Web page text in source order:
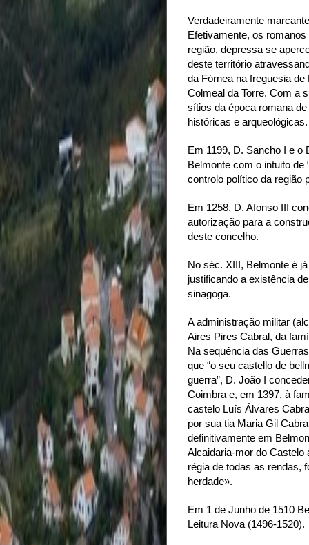
Verdadeiramente
Efetivamente, os
região, depressa se
deste território
da Fórnea na freguesia
Colmeal da Torre. Com a
sítios da época romana
históricas e arqueológicas.
Em 1199, D. Sancho I e o
Belmonte com o intuito de
controlo político da região
Em 1258, D. Afonso III
autorização para a
deste concelho.
No séc. XIII, Belmonte é
justificando a existência
sinagoga.
A administração militar
Aires Pires Cabral, da
Na sequência das
que “o seu castello de
guerra”, D. João I
Coimbra e, em 1397, à
castelo Luís Álvares
por sua tia Maria Gil
definitivamente em
Alcaidaria-mor do Castelo
régia de todas as rendas,
herdade».
Em 1 de Junho de 1510
Leitura Nova (1496-1520).